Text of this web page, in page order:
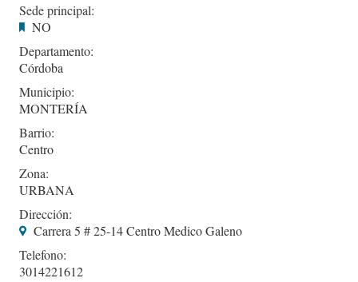
Sede principal:
NO
Departamento:
Córdoba
Municipio:
MONTERÍA
Barrio:
Centro
Zona:
URBANA
Dirección:
Carrera 5 # 25-14 Centro Medico Galeno
Telefono:
3014221612